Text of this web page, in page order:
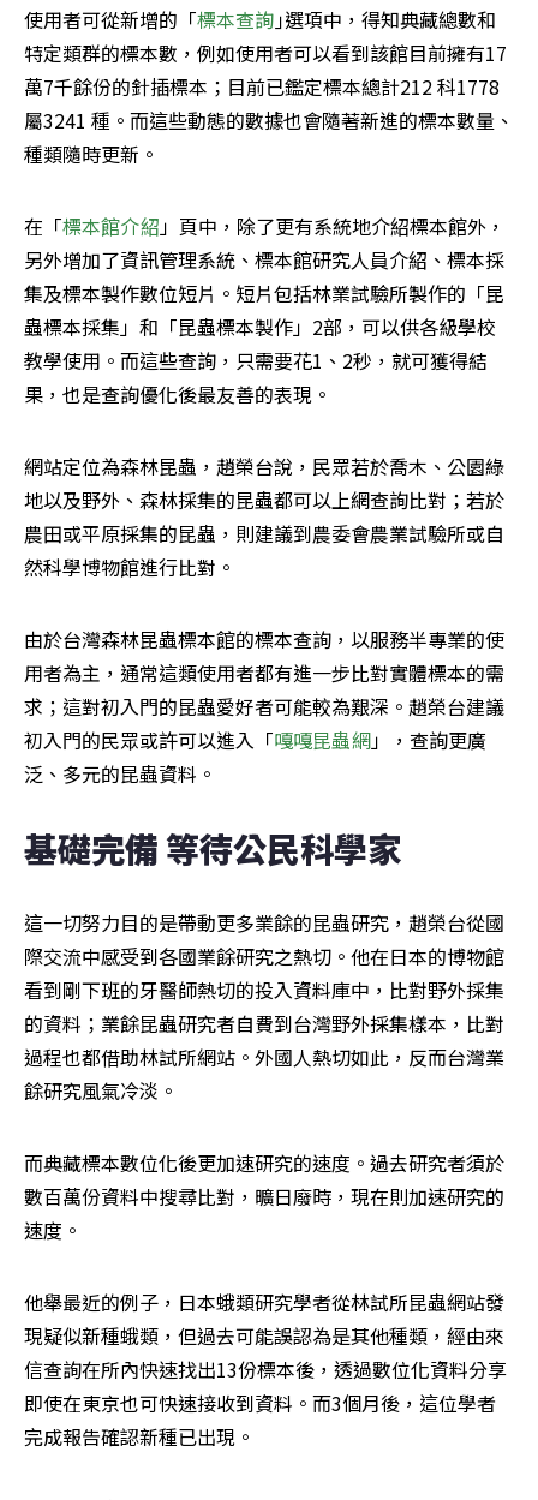
使用者可從新增的「標本查詢 ｣選項中，得知典藏總數和
特定類群的標本數，例如使用者可以看到該館目前擁有17
萬7千餘份的針插標本；目前已鑑定標本總計212 科1778
屬3241 種。而這些動態的數據也會隨著新進的標本數量、
種類隨時更新。
在「標本館介紹」頁中，除了更有系統地介紹標本館外，
另外增加了資訊管理系統、標本館研究人員介紹、標本採
集及標本製作數位短片。短片包括林業試驗所製作的「昆
蟲標本採集」和「昆蟲標本製作」2部，可以供各級學校
教學使用。而這些查詢，只需要花1、2秒，就可獲得結
果，也是查詢優化後最友善的表現。
網站定位為森林昆蟲，趙榮台說，民眾若於喬木、公園綠
地以及野外、森林採集的昆蟲都可以上網查詢比對；若於
農田或平原採集的昆蟲，則建議到農委會農業試驗所或自
然科學博物館進行比對。
由於台灣森林昆蟲標本館的標本查詢，以服務半專業的使
用者為主，通常這類使用者都有進一步比對實體標本的需
求；這對初入門的昆蟲愛好者可能較為艱深。趙榮台建議
初入門的民眾或許可以進入「嘎嘎昆蟲網」，查詢更廣
泛、多元的昆蟲資料。
基礎完備 等待公民科學家
這一切努力目的是帶動更多業餘的昆蟲研究，趙榮台從國
際交流中感受到各國業餘研究之熱切。他在日本的博物館
看到剛下班的牙醫師熱切的投入資料庫中，比對野外採集
的資料；業餘昆蟲研究者自費到台灣野外採集樣本，比對
過程也都借助林試所網站。外國人熱切如此，反而台灣業
餘研究風氣冷淡。
而典藏標本數位化後更加速研究的速度。過去研究者須於
數百萬份資料中搜尋比對，曠日廢時，現在則加速研究的
速度。
他舉最近的例子，日本蛾類研究學者從林試所昆蟲網站發
現疑似新種蛾類，但過去可能誤認為是其他種類，經由來
信查詢在所內快速找出13份標本後，透過數位化資料分享
即使在東京也可快速接收到資料。而3個月後，這位學者
完成報告確認新種已出現。